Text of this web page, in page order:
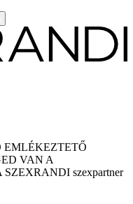
EMLÉKEZTETŐ
VAN A
SZEXRANDI szexpartner